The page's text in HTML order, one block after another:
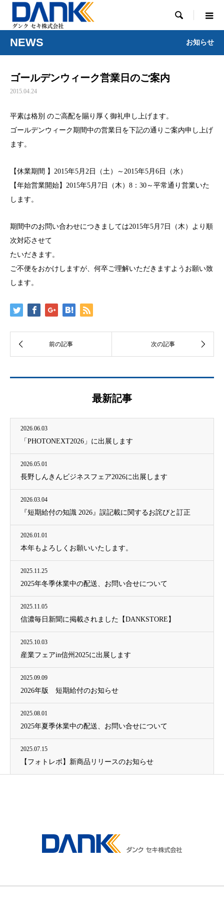

NEWS お知らせ
ゴールデンウィーク営業日のご案内
2015.04.24
平素は格別 のご高配を賜り厚く御礼申し上げます。
ゴールデンウィーク期間中の営業日を下記の通りご案内申し上げ
ます。
【休業期間 】2015年5月2日（土）～2015年5月6日（水）
【年始営業開始】2015年5月7日（木）8：30～平常通り営業いた
します。
期間中のお問い合わせにつきましては2015年5月7日（木）より順
次対応させて
たいだきます。
ご不便をおかけしますが、何卒ご理解いただきますようお願い致
します。
最新記事
2026.06.03
「PHOTONEXT2026」に出展します
2026.05.01
長野しんきんビジネスフェア2026に出展します
2026.03.04
『短期給付の知識 2026』誤記載に関するお詫びと訂正
2026.01.01
本年もよろしくお願いいたします。
2025.11.25
2025年冬季休業中の配送、お問い合せについて
2025.11.05
信濃毎日新聞に掲載されました【DANKSTORE】
2025.10.03
産業フェアin信州2025に出展します
2025.09.09
2026年版 短期給付のお知らせ
2025.08.01
2025年夏季休業中の配送、お問い合せについて
2025.07.15
【フォトレボ】新商品リリースのお知らせ